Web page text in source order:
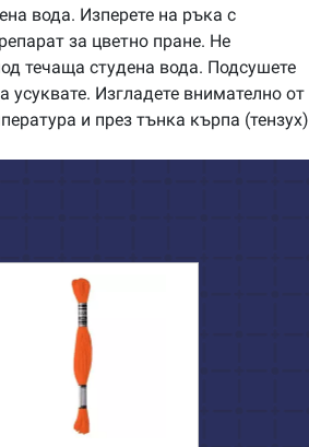
вода. Изперете на ръка с
за цветно пране. Не
течаща студена вода. Подсушете
Изгладете внимателно от
и през тънка кърпа